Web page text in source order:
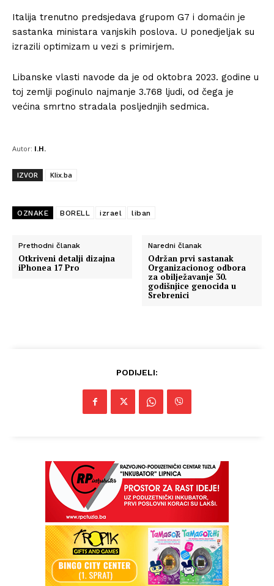
Italija trenutno predsjedava grupom G7 i domaćin je
sastanka ministara vanjskih poslova. U ponedjeljak su
izrazili optimizam u vezi s primirjem.
Libanske vlasti navode da je od oktobra 2023. godine u
toj zemlji poginulo najmanje 3.768 ljudi, od čega je
većina smrtno stradala posljednjih sedmica.
Autor: I.H.
IZVOR Klix.ba
OZNAKE BORELL izrael liban
Prethodni članak
Otkriveni detalji dizajna
iPhonea 17 Pro
Naredni članak
Održan prvi sastanak
Organizacionog odbora
za obilježavanje 30.
godišnjice genocida u
Srebrenici
PODIJELI: